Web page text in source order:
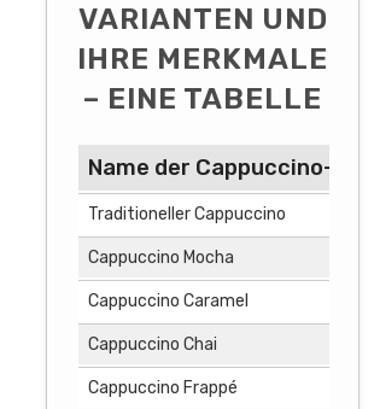
VARIANTEN UND
IHRE MERKMALE
– EINE TABELLE
Name der Cappuccino-
Traditioneller Cappuccino
Cappuccino Mocha
Cappuccino Caramel
Cappuccino Chai
Cappuccino Frappé